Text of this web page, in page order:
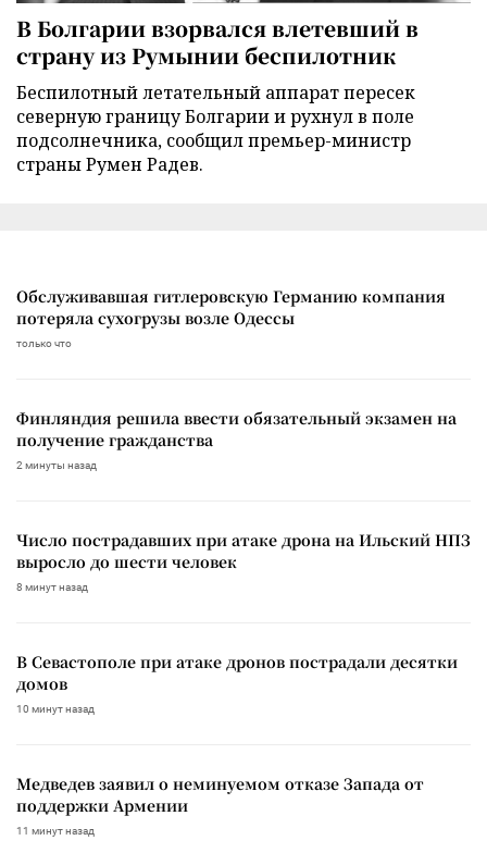
В Болгарии взорвался влетевший в
страну из Румынии беспилотник
Беспилотный летательный аппарат пересек
северную границу Болгарии и рухнул в поле
подсолнечника, сообщил премьер-министр
страны Румен Радев.
Обслуживавшая гитлеровскую Германию компания
потеряла сухогрузы возле Одессы
только что
Финляндия решила ввести обязательный экзамен на
получение гражданства
2 минуты назад
Число пострадавших при атаке дрона на Ильский НПЗ
выросло до шести человек
8 минут назад
В Севастополе при атаке дронов пострадали десятки
домов
10 минут назад
Медведев заявил о неминуемом отказе Запада от
поддержки Армении
11 минут назад